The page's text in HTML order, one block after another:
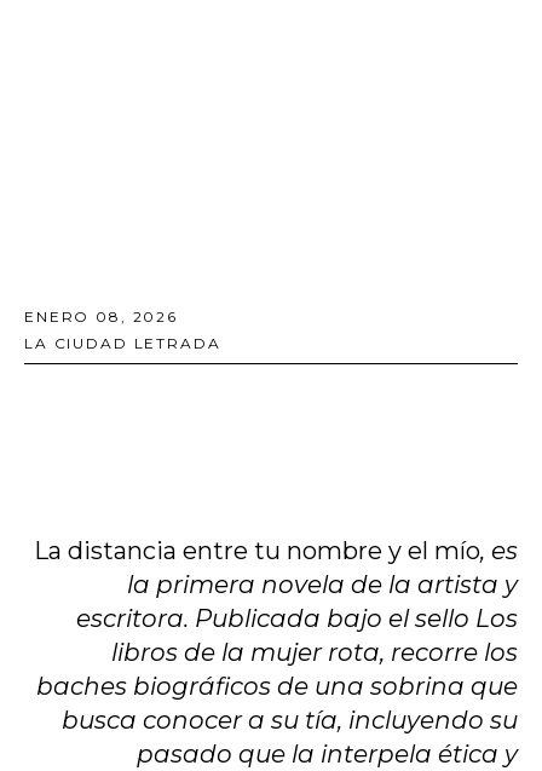
ENERO 08, 2026
LA CIUDAD LETRADA
La distancia entre tu nombre y el mío, es
la primera novela de la artista y
escritora. Publicada bajo el sello Los
libros de la mujer rota, recorre los
baches biográficos de una sobrina que
busca conocer a su tía, incluyendo su
pasado que la interpela ética y